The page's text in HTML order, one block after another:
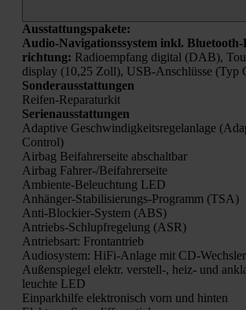
Aus­stat­tungs­pa­ke­te:
Audio-Navi­ga­ti­ons­sys­tem inkl.
rich­tung: Radio­emp­fang digi­tal (DAB),
dis­play (10,25 Zoll), USB-Anschlüs­se (Typ
Son­der­aus­stat­tun­gen
Rei­fen-Repa­ra­tur­kit
Seri­en­aus­stat­tun­gen
Adap­ti­ve Geschwin­dig­keits­re­gel­an­la­ge
Con­trol)
Air­bag Bei­fah­rer­sei­te abschalt­bar
Air­bag Fah­rer-/Bei­fah­rer­sei­te
Ambi­en­te-Beleuch­tung LED
Anhän­ger-Sta­bi­li­sie­rungs-Pro­gramm (TSA)
Anti-Blo­ckier-Sys­tem (ABS)
Antriebs-Schlupf­re­ge­lung (ASR)
Antriebs­art: Front­an­trieb
Audio­sys­tem: HiFi-Anla­ge mit CD-Wechs­ler
Außen­spie­gel elektr. verstell‑, heiz- und
leuch­te LED
Ein­park­hil­fe elek­tro­nisch vorn und hin­ten